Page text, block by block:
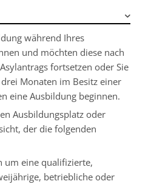
während Ihres
und möchten diese nach
fortsetzen oder Sie
Monaten im Besitz einer
eine Ausbildung beginnen.
Ausbildungsplatz oder
der die folgenden
um eine qualifizierte,
betriebliche oder